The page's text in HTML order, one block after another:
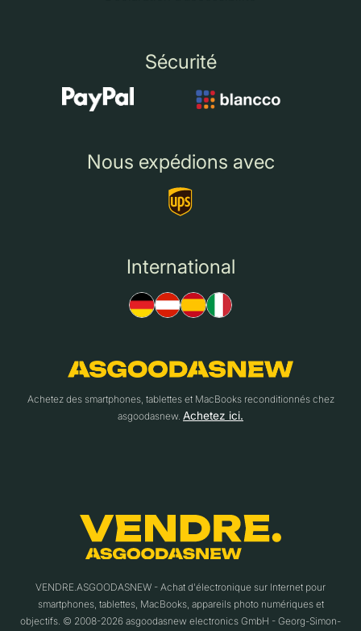
Sécurité
Nous expédions avec
International
Achetez des smartphones, tablettes et MacBooks reconditionnés chez
asgoodasnew. Achetez ici.
VENDRE.ASGOODASNEW - Achat d'électronique sur Internet pour
smartphones, tablettes, MacBooks, appareils photo numériques et
objectifs. © 2008-2026 asgoodasnew electronics GmbH - Georg-Simon-